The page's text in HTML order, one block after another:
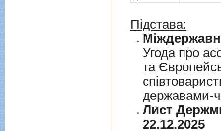
Підстава:
Угода про
та
державами-
Лист
22.12.2025